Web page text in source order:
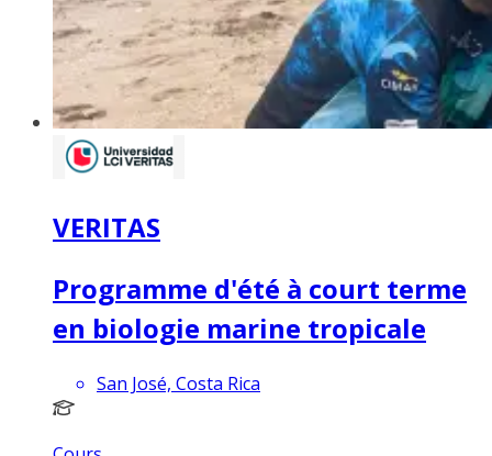
VERITAS
Programme d'été à court terme
en biologie marine tropicale
San José, Costa Rica